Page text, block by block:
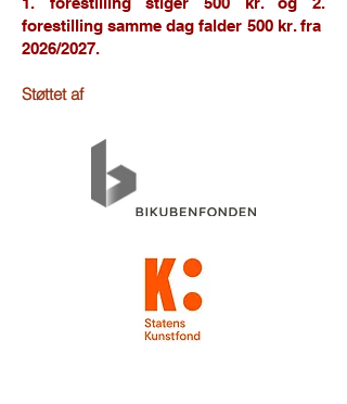
forestilling samme dag falder 500 kr. fra
2026/2027.
Støttet af